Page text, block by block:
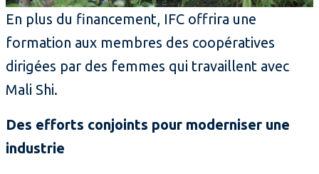
En plus du financement, IFC offrira une
formation aux membres des coopératives
dirigées par des femmes qui travaillent avec
Mali Shi.
Des efforts conjoints pour moderniser une
industrie